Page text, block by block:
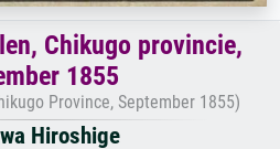
Chikugo provincie,
1855
Province, September 1855)
Hiroshige